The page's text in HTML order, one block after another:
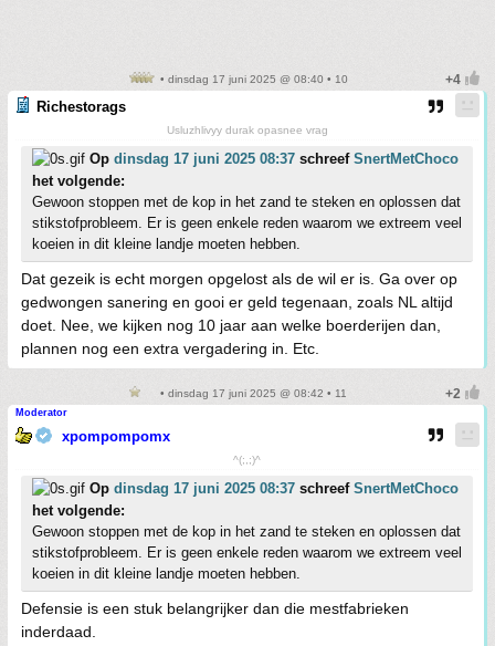
• dinsdag 17 juni 2025 @ 08:40 • 10
Richestorags
Usluzhlivyy durak opasnee vrag
Op dinsdag 17 juni 2025 08:37 schreef SnertMetChoco
het volgende:
Gewoon stoppen met de kop in het zand te steken en oplossen dat
stikstofprobleem. Er is geen enkele reden waarom we extreem veel
koeien in dit kleine landje moeten hebben.
Dat gezeik is echt morgen opgelost als de wil er is. Ga over op
gedwongen sanering en gooi er geld tegenaan, zoals NL altijd
doet. Nee, we kijken nog 10 jaar aan welke boerderijen dan,
plannen nog een extra vergadering in. Etc.
• dinsdag 17 juni 2025 @ 08:42 • 11
Moderator
xpompompomx
^(;,;)^
Op dinsdag 17 juni 2025 08:37 schreef SnertMetChoco
het volgende:
Gewoon stoppen met de kop in het zand te steken en oplossen dat
stikstofprobleem. Er is geen enkele reden waarom we extreem veel
koeien in dit kleine landje moeten hebben.
Defensie is een stuk belangrijker dan die mestfabrieken
inderdaad.